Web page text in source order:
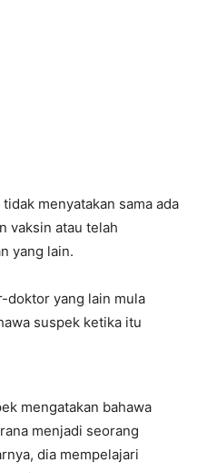
menyatakan sama ada
vaksin atau telah
yang lain.
doktor yang lain mula
suspek ketika itu
mengatakan bahawa
menjadi seorang
dia mempelajari